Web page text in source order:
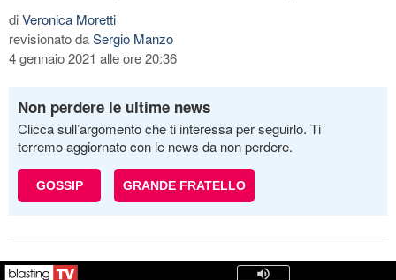
diVeronica Moretti
revisionato daSergio Manzo
4 gennaio 2021 alle ore 20:36
Non perdere le ultime news
Clicca sull’argomento che ti interessa per seguirlo. Ti
terremo aggiornato con le news da non perdere.
GOSSIP GRANDE FRATELLO